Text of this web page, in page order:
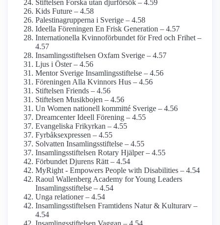
Stiftelsen Forska utan djurförsök – 4.59
Kids Future – 4.58
Palestina­grupperna i Sverige – 4.58
Ideella Föreningen En Frisk Generation – 4.57
Internationella Kvinnoförbundet för Fred och Frihet –
4.57
Insamlings­stiftelsen Oxfam Sverige – 4.57
Ljus i Öster – 4.56
Mentor Sverige Insamlings­stiftelse – 4.56
Föreningen Alla Kvinnors Hus – 4.56
Stiftelsen Friends – 4.56
Stiftelsen Musikbojen – 4.56
Un Women nationell kommitté Sverige – 4.56
Dreamcenter Ideell Förening – 4.55
Evangeliska Frikyrkan – 4.55
Fyrbåks­expressen – 4.55
Solvatten Insamlingsstiftelse – 4.55
Insamlings­stiftelsen Rotary Hjälper – 4.55
Förbundet Djurens Rätt – 4.54
MyRight - Empowers People with Disabilities – 4.54
Raoul Wallenberg Academy for Young Leaders
Insamlings­stiftelse – 4.54
Unga relationer – 4.54
Insamlingsstiftelsen Framtidens Natur & Kulturarv –
4.54
Insamlings­stiftelsen Vaggan – 4.54